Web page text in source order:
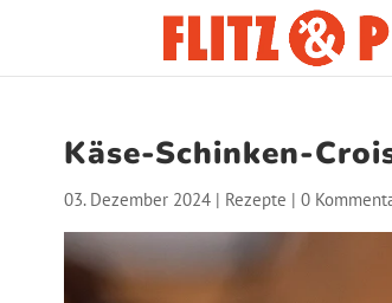
Käse-Schinken-
03. Dezember 2024| Rezepte | 0